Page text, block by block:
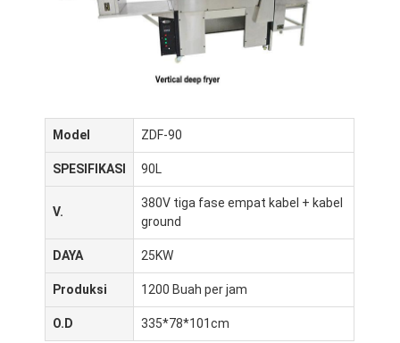
Model ZDF-90
SPESIFIKASI 90L
V.
380V tiga fase empat kabel + kabel
ground
DAYA 25KW
Produksi 1200 Buah per jam
O.D 335*78*101cm